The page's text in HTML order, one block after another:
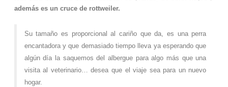
además es un cruce de rottweiler.
Su tamaño es proporcional al cariño que da, es una perra
encantadora y que demasiado tiempo lleva ya esperando que
algún día la saquemos del albergue para algo más que una
visita al veterinario… desea que el viaje sea para un nuevo
hogar.